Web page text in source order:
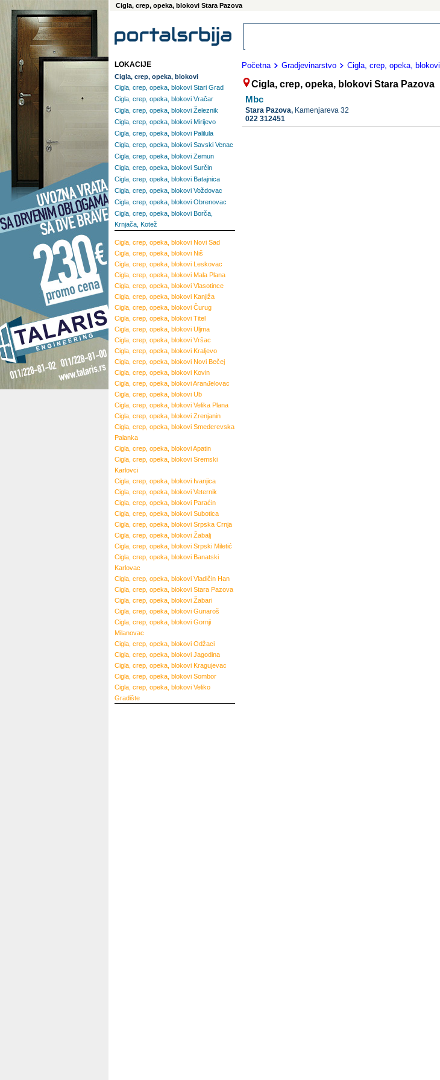
Cigla, crep, opeka, blokovi Stara Pazova
Početna Gradjevinarstvo Cigla, crep, opeka, blokovi
Cigla, crep, opeka, blokovi Stara Pazova
Mbc
Stara Pazova, Kamenjareva 32
022 312451
LOKACIJE
Cigla, crep, opeka, blokovi
Cigla, crep, opeka, blokovi Stari Grad
Cigla, crep, opeka, blokovi Vračar
Cigla, crep, opeka, blokovi Železnik
Cigla, crep, opeka, blokovi Mirijevo
Cigla, crep, opeka, blokovi Palilula
Cigla, crep, opeka, blokovi Savski Venac
Cigla, crep, opeka, blokovi Zemun
Cigla, crep, opeka, blokovi Surčin
Cigla, crep, opeka, blokovi Batajnica
Cigla, crep, opeka, blokovi Voždovac
Cigla, crep, opeka, blokovi Obrenovac
Cigla, crep, opeka, blokovi Borča,
Krnjača, Kotež
Cigla, crep, opeka, blokovi Novi Sad
Cigla, crep, opeka, blokovi Niš
Cigla, crep, opeka, blokovi Leskovac
Cigla, crep, opeka, blokovi Mala Plana
Cigla, crep, opeka, blokovi Vlasotince
Cigla, crep, opeka, blokovi Kanjiža
Cigla, crep, opeka, blokovi Čurug
Cigla, crep, opeka, blokovi Titel
Cigla, crep, opeka, blokovi Uljma
Cigla, crep, opeka, blokovi Vršac
Cigla, crep, opeka, blokovi Kraljevo
Cigla, crep, opeka, blokovi Novi Bečej
Cigla, crep, opeka, blokovi Kovin
Cigla, crep, opeka, blokoviAranđelovac
Cigla, crep, opeka, blokovi Ub
Cigla, crep, opeka, blokovi Velika Plana
Cigla, crep, opeka, blokovi Zrenjanin
Cigla, crep, opeka, blokovi Smederevska
Palanka
Cigla, crep, opeka, blokoviApatin
Cigla, crep, opeka, blokovi Sremski
Karlovci
Cigla, crep, opeka, blokovi Ivanjica
Cigla, crep, opeka, blokovi Veternik
Cigla, crep, opeka, blokovi Paraćin
Cigla, crep, opeka, blokovi Subotica
Cigla, crep, opeka, blokovi Srpska Crnja
Cigla, crep, opeka, blokovi Žabalj
Cigla, crep, opeka, blokovi Srpski Miletić
Cigla, crep, opeka, blokovi Banatski
Karlovac
Cigla, crep, opeka, blokovi Vladičin Han
Cigla, crep, opeka, blokovi Stara Pazova
Cigla, crep, opeka, blokovi Žabari
Cigla, crep, opeka, blokovi Gunaroš
Cigla, crep, opeka, blokovi Gornji
Milanovac
Cigla, crep, opeka, blokovi Odžaci
Cigla, crep, opeka, blokovi Jagodina
Cigla, crep, opeka, blokovi Kragujevac
Cigla, crep, opeka, blokovi Sombor
Cigla, crep, opeka, blokovi Veliko
Gradište